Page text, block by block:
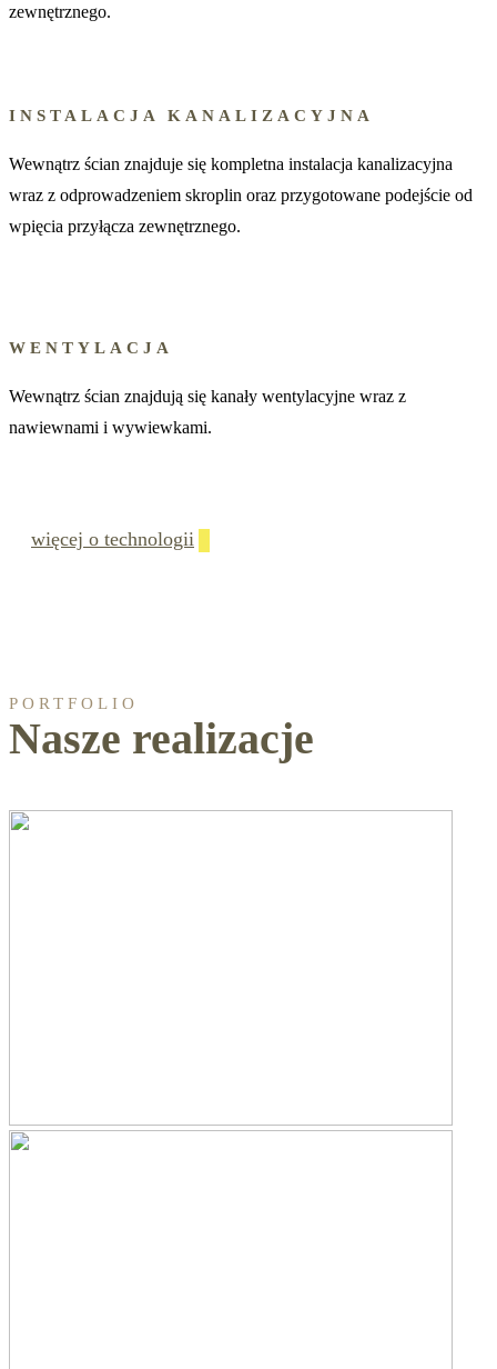
zewnętrznego.
INSTALACJA KANALIZACYJNA
Wewnątrz ścian znajduje się kompletna instalacja kanalizacyjna
wraz z odprowadzeniem skroplin oraz przygotowane podejście od
wpięcia przyłącza zewnętrznego.
WENTYLACJA
Wewnątrz ścian znajdują się kanały wentylacyjne wraz z
nawiewnami i wywiewkami.
więcej o technologii
PORTFOLIO
Nasze realizacje